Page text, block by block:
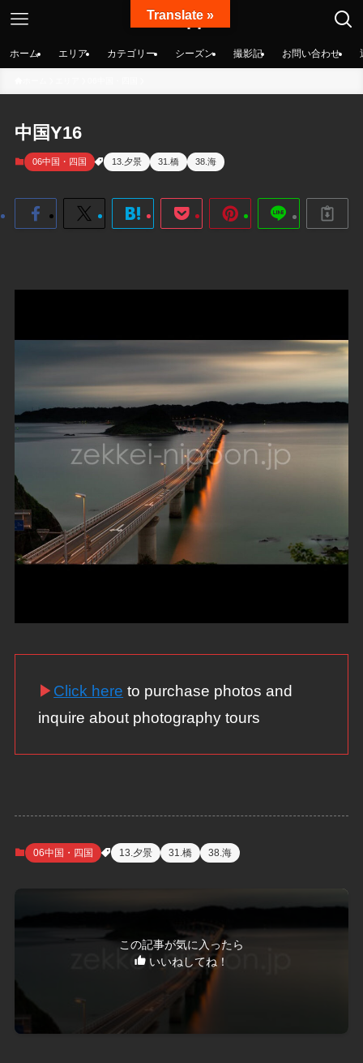
絶景nippon
ホーム エリア カテゴリー シーズン 撮影記 お問い合わせ
中国Y16
06中国・四国 13.夕景 31.橋 38.海
▶ Click here to purchase photos and
inquire about photography tours
06中国・四国 13.夕景 31.橋 38.海
この記事が気に入ったら
いいねしてね！
Translate »